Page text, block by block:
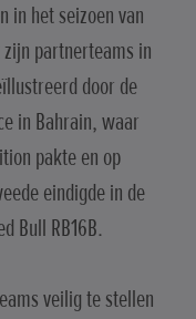
in het seizoen van
partnerteams in
door de
in Bahrain, waar
pakte en op
eindigde in de
Bull RB16B.
veilig te stellen